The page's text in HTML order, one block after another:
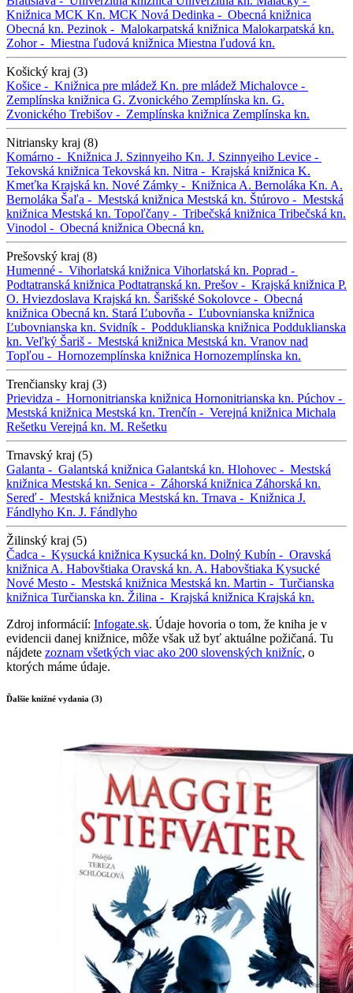
Knižnica MCK Kn. MCK Nová Dedinka - Obecná knižnica
Obecná kn. Pezinok - Malokarpatská knižnica Malokarpatská kn.
Zohor - Miestna ľudová knižnica Miestna ľudová kn.
Košický kraj (3)
Košice - Knižnica pre mládež Kn. pre mládež Michalovce -
Zemplínska knižnica G. Zvonického Zemplínska kn. G.
Zvonického Trebišov - Zemplínska knižnica Zemplínska kn.
Nitriansky kraj (8)
Komárno - Knižnica J. Szinnyeiho Kn. J. Szinnyeiho Levice -
Tekovská knižnica Tekovská kn. Nitra - Krajská knižnica K.
Kmeťka Krajská kn. Nové Zámky - Knižnica A. Bernoláka Kn. A.
Bernoláka Šaľa - Mestská knižnica Mestská kn. Štúrovo - Mestská
knižnica Mestská kn. Topoľčany - Tribečská knižnica Tribečská kn.
Vinodol - Obecná knižnica Obecná kn.
Prešovský kraj (8)
Humenné - Vihorlatská knižnica Vihorlatská kn. Poprad -
Podtatranská knižnica Podtatranská kn. Prešov - Krajská knižnica P.
O. Hviezdoslava Krajská kn. Šarišské Sokolovce - Obecná
knižnica Obecná kn. Stará Ľubovňa - Ľubovnianska knižnica
Ľubovnianska kn. Svidník - Podduklianska knižnica Podduklianska
kn. Veľký Šariš - Mestská knižnica Mestská kn. Vranov nad
Topľou - Hornozemplínska knižnica Hornozemplínska kn.
Trenčiansky kraj (3)
Prievidza - Hornonitrianska knižnica Hornonitrianska kn. Púchov -
Mestská knižnica Mestská kn. Trenčín - Verejná knižnica Michala
Rešetku Verejná kn. M. Rešetku
Trnavský kraj (5)
Galanta - Galantská knižnica Galantská kn. Hlohovec - Mestská
knižnica Mestská kn. Senica - Záhorská knižnica Záhorská kn.
Sereď - Mestská knižnica Mestská kn. Trnava - Knižnica J.
Fándlyho Kn. J. Fándlyho
Žilinský kraj (5)
Čadca - Kysucká knižnica Kysucká kn. Dolný Kubín - Oravská
knižnica A. Habovštiaka Oravská kn. A. Habovštiaka Kysucké
Nové Mesto - Mestská knižnica Mestská kn. Martin - Turčianska
knižnica Turčianska kn. Žilina - Krajská knižnica Krajská kn.
Zdroj informácií: Infogate.sk. Údaje hovoria o tom, že kniha je v
evidencii danej knižnice, môže však už byť aktuálne požičaná. Tu
nájdete zoznam všetkých viac ako 200 slovenských knižníc, o
ktorých máme údaje.
Ďalšie knižné vydania (3)